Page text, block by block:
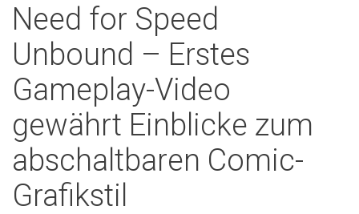
Need for Speed
Unbound – Erstes
Gameplay-Video
gewährt Einblicke zum
abschaltbaren Comic-
Grafikstil